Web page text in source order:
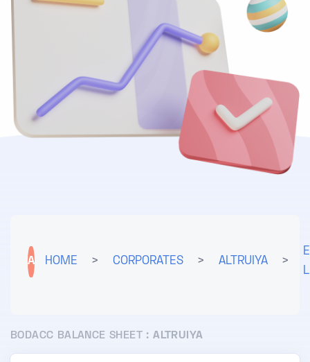
A HOME > CORPORATES > ALTRUIYA >
BODACC BALANCE SHEET :ALTRUIYA